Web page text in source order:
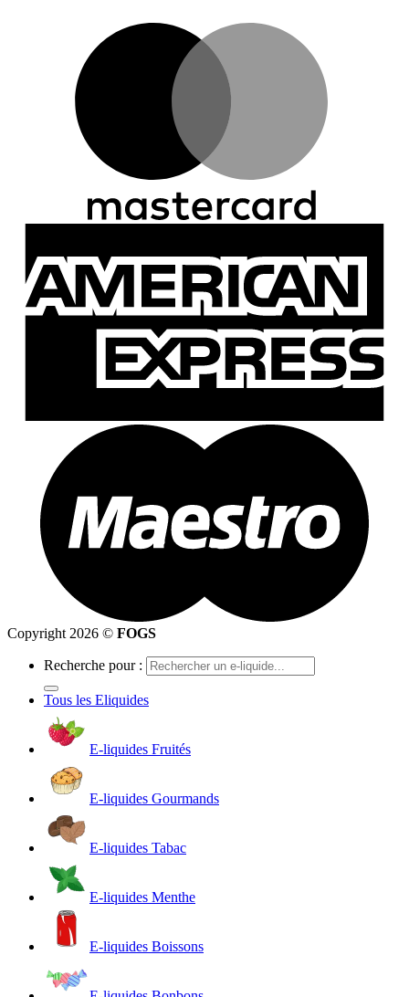
Copyright 2026 © FOGS
Recherche pour :
Tous les Eliquides
E-liquides Fruités
E-liquides Gourmands
E-liquides Tabac
E-liquides Menthe
E-liquides Boissons